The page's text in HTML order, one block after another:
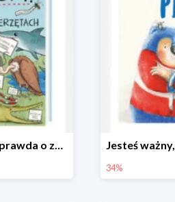
Stop plotkom! Cała prawda o zwierzętach
34%